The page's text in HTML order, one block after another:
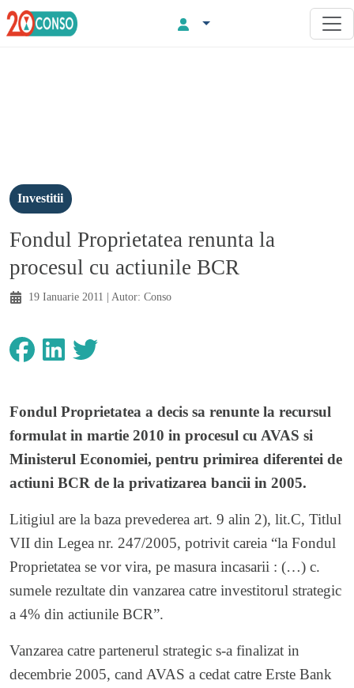
Investitii
Fondul Proprietatea renunta la
procesul cu actiunile BCR
19 Ianuarie 2011 | Autor: Conso
Fondul Proprietatea a decis sa renunte la recursul
formulat in martie 2010 in procesul cu AVAS si
Ministerul Economiei, pentru primirea diferentei de
actiuni BCR de la privatizarea bancii in 2005.
Litigiul are la baza prevederea art. 9 alin 2), lit.C, Titlul
VII din Legea nr. 247/2005, potrivit careia “la Fondul
Proprietatea se vor vira, pe masura incasarii : (…) c.
sumele rezultate din vanzarea catre investitorul strategic
a 4% din actiunile BCR”.
Vanzarea catre partenerul strategic s-a finalizat in
decembrie 2005, cand AVAS a cedat catre Erste Bank